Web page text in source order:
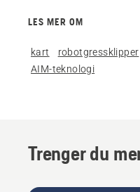
LES MER OM
kart robotgressklipper
AIM-teknologi
Trenger du